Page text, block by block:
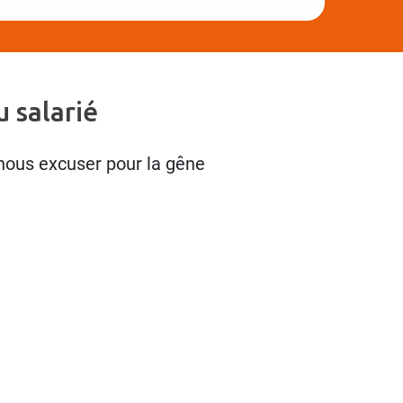
salarié